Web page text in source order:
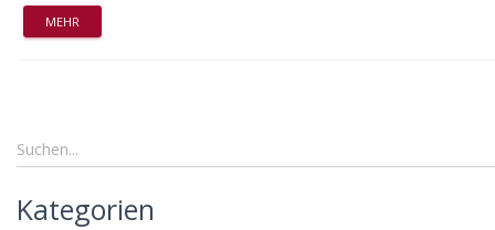
MEHR
Kategorien